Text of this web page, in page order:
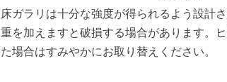
床ガラリは十分な強度が得られるよう設計
重を加えますと破損する場合があります。
た場合はすみやかにお取り替えください。